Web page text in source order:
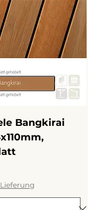
Bangkirai